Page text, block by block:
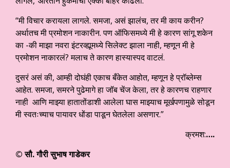
“मी विचार करायला लागले. समजा, असं झालंच, तर मी काय करीन?
अर्थातच मी प्रमोशन नाकारीन. पण ऑफिसमध्ये मी हे कारण सांगू शकेन
का -की माझा नवरा इंटरव्ह्यूमध्ये सिलेक्ट झाला नाही, म्हणून मी हे
प्रमोशन नाकारलं? मलाच ते कारण हास्यास्पद वाटलं.
दुसरं असं की, आम्ही दोघंही एकाच बँकेत आहोत, म्हणून हे प्रॉब्लेम्स
आहेत. समजा, समरने पुढेमागे हा जॉब चेंज केला, तर हे कारणच राहणार
नाही आणि माझ्या हातातोंडाशी आलेला घास माझ्याच मूर्खपणामुळे सोडून
मी स्वतःच्याच पायावर धोंडा पाडून घेतलेला असणार.”
क्रमश:….
©सौ. गौरी सुभाष गाडेकर